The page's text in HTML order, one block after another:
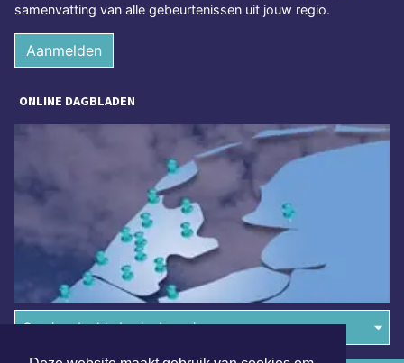
samenvatting van alle gebeurtenissen uit jouw regio.
Aanmelden
ONLINE DAGBLADEN
Overige dagbladen in de regio